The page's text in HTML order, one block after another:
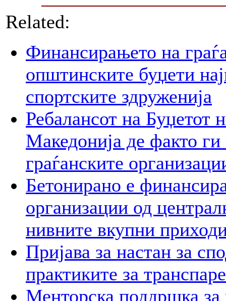
Related:
Финансирањето на
општинските буџети
спортските здруженија
Ребалансот на Буџетот
Македонија де факто ги
граѓанските
Бетонирано е
организации од
нивните вкупни
Пријава за настан за
практиките за
Менторска поддршка за